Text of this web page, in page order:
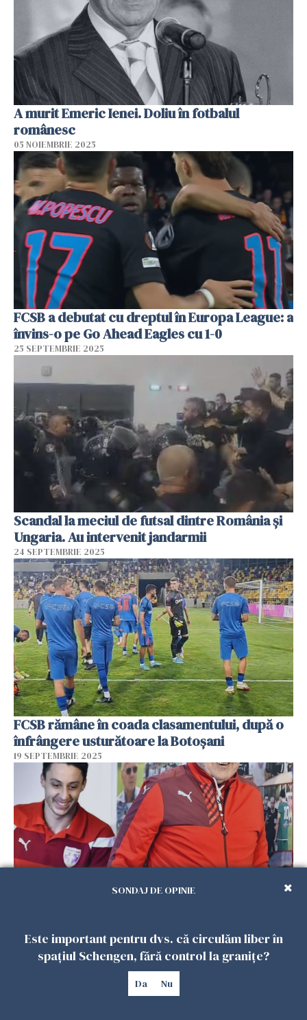
A murit Emeric Ienei. Doliu în fotbalul
românesc
05 NOIEMBRIE 2025
FCSB a debutat cu dreptul în Europa League: a
învins-o pe Go Ahead Eagles cu 1-0
25 SEPTEMBRIE 2025
Scandal la meciul de futsal dintre România şi
Ungaria. Au intervenit jandarmii
24 SEPTEMBRIE 2025
FCSB rămâne în coada clasamentului, după o
înfrângere usturătoare la Botoșani
19 SEPTEMBRIE 2025
doliu
18 SEPTEMBRIE 2025
SONDAJ DE OPINIE
Este important pentru dvs. că circulăm liber în
spațiul Schengen, fără control la granițe?
Da Nu